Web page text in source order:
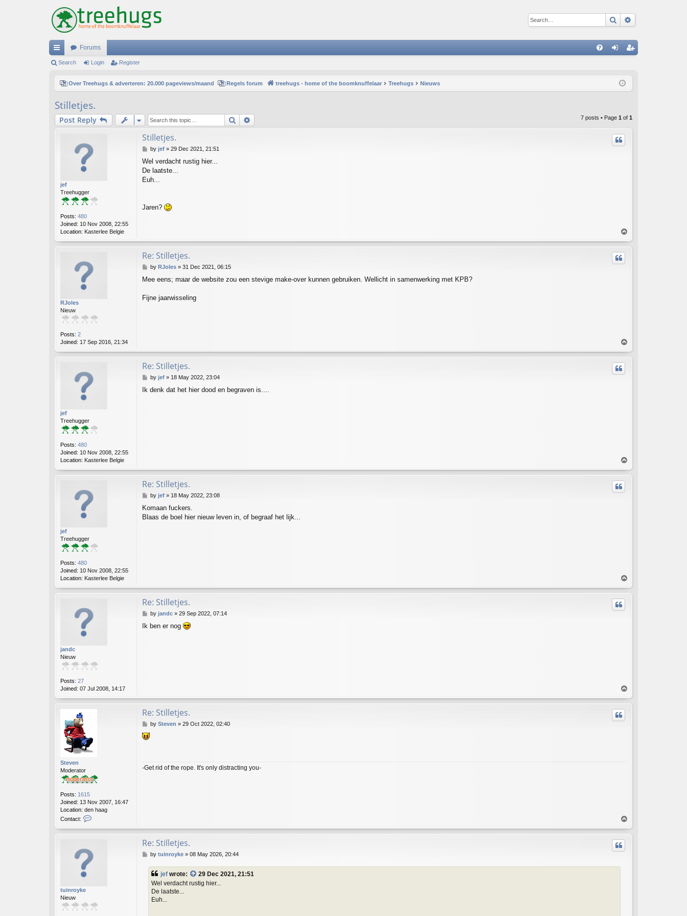
Search
ui
ks
Forums
ist
Search Login Register
Over Treehugs & adverteren: 20.000 pageviews/maand Regels forum treehugs - home of the boomknuffelaar Treehugs Nieuws
Stilletjes.
Post Reply Search 7 posts • Page 1 of 1
jef
Treehugger
Posts: 480
Joined: 10 Nov 2008, 22:55
Location: Kasterlee Belgie
Stilletjes.
P
s
t
by jef» 29 Dec 2021, 21:51
Wel verdacht rustig hier...
De laatste...
Euh...
Jaren?
o
p
RJoles
Nieuw
Posts: 2
Joined: 17 Sep 2016, 21:34
Re: Stilletjes.
P
s
by RJoles» 31 Dec 2021, 06:15
Mee eens; maar de website zou een stevige make-over kunnen gebruiken. Wellicht in samenwerking met KPB?
Fijne jaarwisseling
o
p
jef
Treehugger
Posts: 480
Joined: 10 Nov 2008, 22:55
Location: Kasterlee Belgie
Re: Stilletjes.
P
s
by jef» 18 May 2022, 23:04
Ik denk dat het hier dood en begraven is....
o
p
jef
Treehugger
Posts: 480
Joined: 10 Nov 2008, 22:55
Location: Kasterlee Belgie
Re: Stilletjes.
P
s
t
by jef» 18 May 2022, 23:08
Komaan fuckers.
Blaas de boel hier nieuw leven in, of begraaf het lijk...
o
p
jandc
Nieuw
Posts: 27
Joined: 07 Jul 2008, 14:17
Re: Stilletjes.
P
s
by jandc» 29 Sep 2022, 07:14
Ik ben er nog
o
p
Steven
Moderator
Posts: 1615
Joined: 13 Nov 2007, 16:47
Location: den haag
Contact:
c
n
Re: Stilletjes.
P
s
by Steven » 29 Oct 2022, 02:40
-Get rid of the rope. It's only distracting you-
o
p
tuinroyke
Nieuw
Re: Stilletjes.
P
s
by tuinroyke» 08 May 2026, 20:44
jef wrote:
29 Dec 2021, 21:51
Wel verdacht rustig hier...
De laatste...
Euh...